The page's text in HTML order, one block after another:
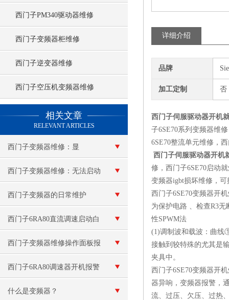
西门子PM340驱动器维修
西门子变频器柜维修
西门子逆变器维修
西门子空压机变频器维修
相关文章
RELEVANT ARTICLES
西门子变频器维修：显
示“e”报警
西门子变频器维修：无法启动
西门子变频器的日常维护
西门子6RA80直流调速启动白
屏故障维修（现场检测）
西门子变频器维修操作面板报
警“E”故障
西门子6RA80调速器开机报警
F60092故障原因分析
什么是变频器？
详细介绍
品牌
加工定制 否
西门子伺服驱动器开机
子6SE70系列变频器维
6SE70整流单元维修，
西门子伺服驱动器开机
修，西门子6SE70启动
变频器igbt损坏维修，
西门子6SE70变频器开
为保护电路 、检查R3
性SPWM法
(1)调制波和载波：曲线
接触到较特殊的尤其是
夹具中。
西门子6SE70变频器开
器异响，变频器报警，
流、过压、欠压、过热